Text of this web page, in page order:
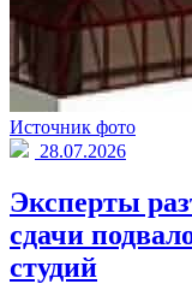
Источник фото
28.07.2026
Эксперты
сдачи
студий